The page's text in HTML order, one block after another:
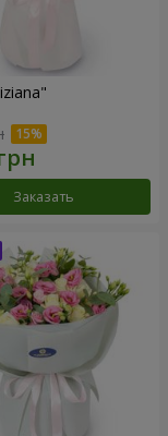
Заказать